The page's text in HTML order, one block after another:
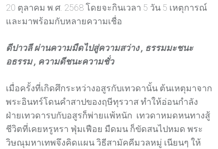
20 ตุลาคม พ.ศ. 2568 โดยจะกินเวลา 5 วัน 5 เหตุการณ์
และมาพร้อมกับหลายความเชื่อ
ดีปาวลี ผ่านความมืดไปสู่ความสว่าง , ธรรมมะชนะ
อธรรม , ความดีชนะความชั่ว
เมื่อครั้งที่เกิดศึกระหว่างอสูรกับเทวดานั้น ต้นเหตุมาจาก
พระอินทร์โดนคำสาปของฤษีทุรวาส ทำให้อ่อนกำลัง
ฝ่ายเทวดารบกับอสูรก็พ่ายแพ้หนัก เทวดาหมดหนทางสู้
ชีวิตที่เคยหรูหรา ฟุ่มเฟือย มืดมน ก็ขัดสนไปหมด พระ
วิษณุมหาเทพจึงคิดแผน วิธีสามัคคีมวลหมู่ เนียนๆ ให้